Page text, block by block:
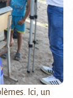
Ici, un